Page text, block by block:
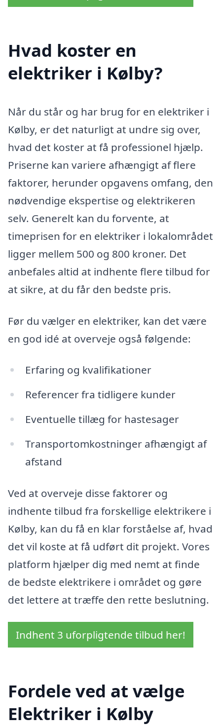
Hvad koster en
elektriker i Kølby?
Når du står og har brug for en elektriker i
Kølby, er det naturligt at undre sig over,
hvad det koster at få professionel hjælp.
Priserne kan variere afhængigt af flere
faktorer, herunder opgavens omfang, den
nødvendige ekspertise og elektrikeren
selv. Generelt kan du forvente, at
timeprisen for en elektriker i lokalområdet
ligger mellem 500 og 800 kroner. Det
anbefales altid at indhente flere tilbud for
at sikre, at du får den bedste pris.
Før du vælger en elektriker, kan det være
en god idé at overveje også følgende:
Erfaring og kvalifikationer
Referencer fra tidligere kunder
Eventuelle tillæg for hastesager
Transportomkostninger afhængigt af
afstand
Ved at overveje disse faktorer og
indhente tilbud fra forskellige elektrikere i
Kølby, kan du få en klar forståelse af, hvad
det vil koste at få udført dit projekt. Vores
platform hjælper dig med nemt at finde
de bedste elektrikere i området og gøre
det lettere at træffe den rette beslutning.
Indhent 3 uforpligtende tilbud her!
Fordele ved at vælge
Elektriker i Kølby